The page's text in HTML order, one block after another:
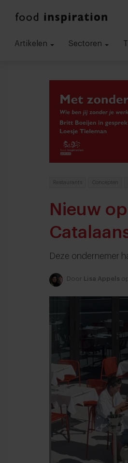
Artikelen Sectoren
Restaurants Concepten
Nieuw
Deze ondernemer
Door Lisa Appels